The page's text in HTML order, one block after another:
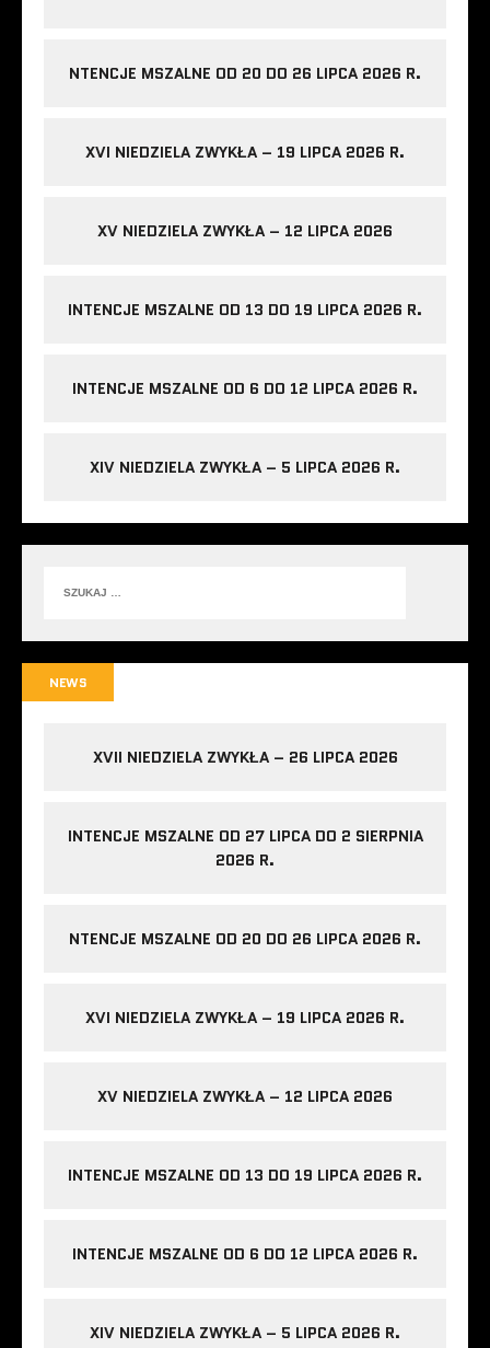
NTENCJE MSZALNE OD 20 DO 26 LIPCA 2026 R.
XVI NIEDZIELA ZWYKŁA – 19 LIPCA 2026 R.
XV NIEDZIELA ZWYKŁA – 12 LIPCA 2026
INTENCJE MSZALNE OD 13 DO 19 LIPCA 2026 R.
INTENCJE MSZALNE OD 6 DO 12 LIPCA 2026 R.
XIV NIEDZIELA ZWYKŁA – 5 LIPCA 2026 R.
NEWS
XVII NIEDZIELA ZWYKŁA – 26 LIPCA 2026
INTENCJE MSZALNE OD 27 LIPCA DO 2 SIERPNIA
2026 R.
NTENCJE MSZALNE OD 20 DO 26 LIPCA 2026 R.
XVI NIEDZIELA ZWYKŁA – 19 LIPCA 2026 R.
XV NIEDZIELA ZWYKŁA – 12 LIPCA 2026
INTENCJE MSZALNE OD 13 DO 19 LIPCA 2026 R.
INTENCJE MSZALNE OD 6 DO 12 LIPCA 2026 R.
XIV NIEDZIELA ZWYKŁA – 5 LIPCA 2026 R.